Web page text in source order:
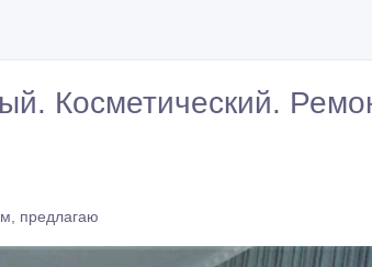
Косметический.
предлагаю